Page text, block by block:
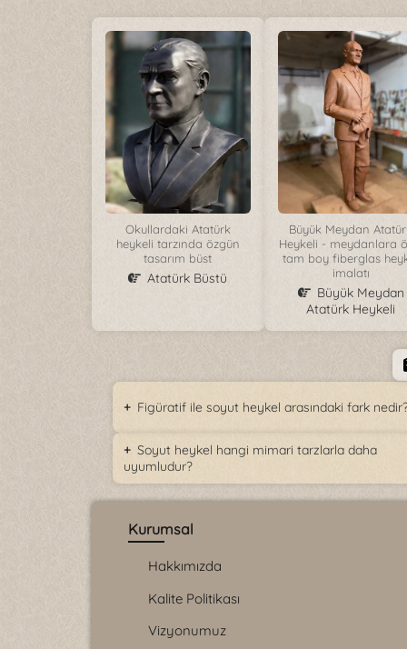
Okullardaki Atatürk
heykeli tarzında özgün
tasarım büst
Atatürk Büstü
Büyük Meydan
Heykeli - meydanlara
tam boy fiberglas
imalatı
Büyük Meydan
Atatürk Heykeli
Figüratif ile soyut heykel arasındaki fark
Soyut heykel hangi mimari tarzlarla daha
uyumludur?
Kurumsal
Hakkımızda
Kalite Politikası
Vizyonumuz